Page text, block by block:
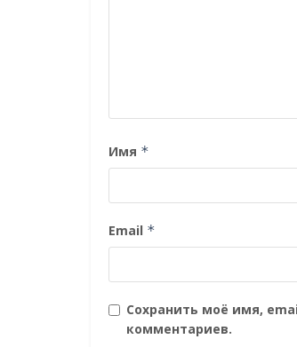
Имя *
Email *
Сохранить моё имя,
комментариев.